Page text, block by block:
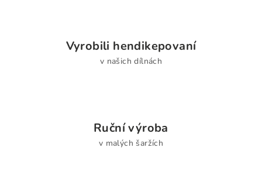
Vyrobili hendikepovaní
v našich dílnách
Ruční výroba
v malých šaržích